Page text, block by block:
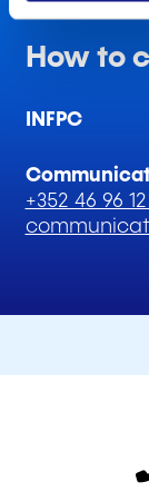
How to
INFPC
+352 46 96 12